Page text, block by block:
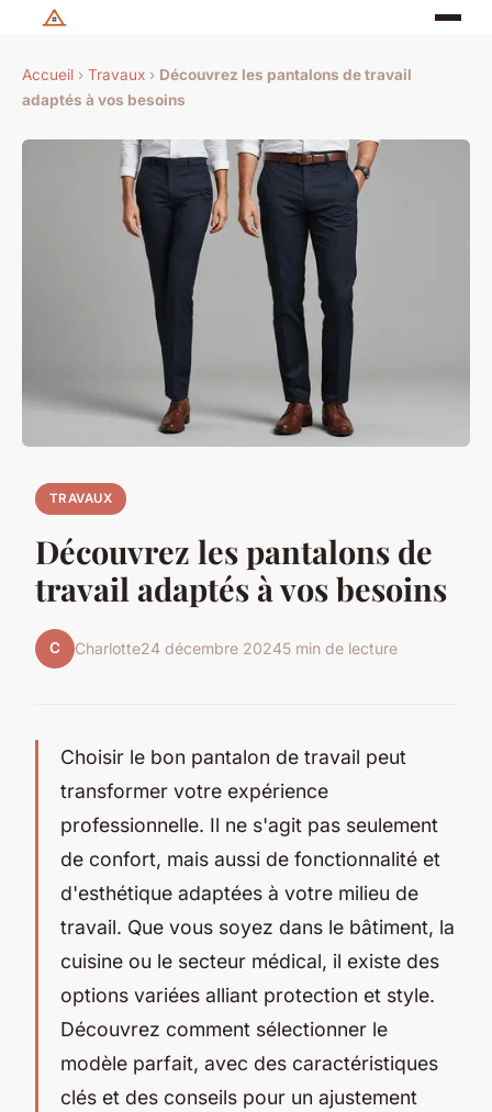
Accueil › Travaux › Découvrez les pantalons de travail
adaptés à vos besoins
TRAVAUX
Découvrez les pantalons de
travail adaptés à vos besoins
C Charlotte24 décembre 20245 min de lecture
Choisir le bon pantalon de travail peut
transformer votre expérience
professionnelle. Il ne s'agit pas seulement
de confort, mais aussi de fonctionnalité et
d'esthétique adaptées à votre milieu de
travail. Que vous soyez dans le bâtiment, la
cuisine ou le secteur médical, il existe des
options variées alliant protection et style.
Découvrez comment sélectionner le
modèle parfait, avec des caractéristiques
clés et des conseils pour un ajustement